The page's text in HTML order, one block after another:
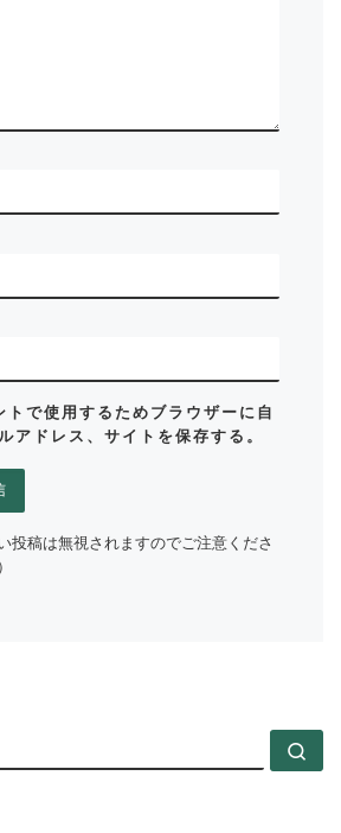
トで使用するためブラウザーに自
アドレス、サイトを保存する。
投稿は無視されますのでご注意くださ